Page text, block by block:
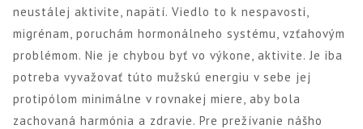
neustálej aktivite, napätí. Viedlo to k nespavosti,
migrénam, poruchám hormonálneho systému, vzťahovým
problémom. Nie je chybou byť vo výkone, aktivite. Je iba
potreba vyvažovať túto mužskú energiu v sebe jej
protipólom minimálne v rovnakej miere, aby bola
zachovaná harmónia a zdravie. Pre prežívanie nášho